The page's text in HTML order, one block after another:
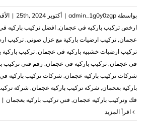
بواسطة admin_1g0y0zgp
| أكتوبر 25th, 2024 |
ارخص تركيب باركيه في عجمان, افضل تركيب باركيه
عجمان, تركيب ارضيات باركية مع عزل صوتي, تركيب
تركيب ارضيات خشبيه باركيه في عجمان, تركيب
في عجمان, تركيب باركيه في عجمان, رقم فني تركيب
شركات تركيب باركيه عجمان, شركات تركيب باركيه
باركية بعجمان, شركة تركيب باركية عجمان, شركة
فك وتركيب باركيه عجمان, فني تركيب باركيه بعجمان |